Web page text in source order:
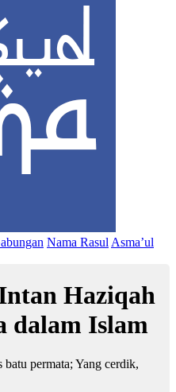
Nama Rasul Asma’ul
Haziqah
dalam Islam
permata; Yang cerdik,